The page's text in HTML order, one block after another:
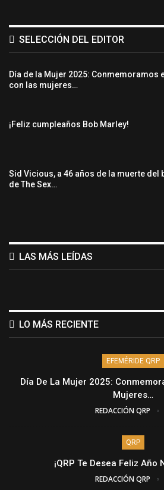
SELECCIÓN DEL EDITOR
Día de la Mujer 2025: Conmemoramos
con las mujeres…
¡Feliz cumpleaños Bob Marley!
Sid Vicious, a 46 años de la muerte del
de The Sex…
LAS MÁS LEÍDAS
LO MÁS RECIENTE
EFEMÉRIDE QRP
Día De La Mujer 2025:
Mujeres…
REDACCIÓN QRP
QRP
¡QRP Te Desea Feliz Año
REDACCIÓN QRP